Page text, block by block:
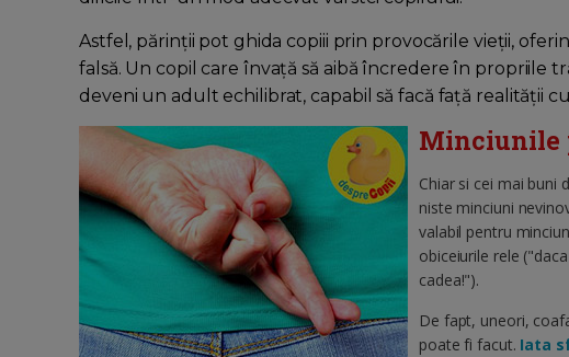
Astfel, părinții pot ghida copiii prin provocările vieții,
falsă. Un copil care învață să aibă încredere în propriile
deveni un adult echilibrat, capabil să facă față realității
Minciunile
Chiar si cei mai buni
niste minciuni
valabil pentru
obiceiurile rele
cadea!").
De fapt, uneori,
poate fi facut. Iata